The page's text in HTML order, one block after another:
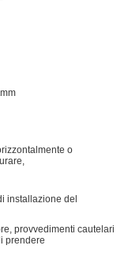
o
installazione del
provvedimenti cautelari
prendere